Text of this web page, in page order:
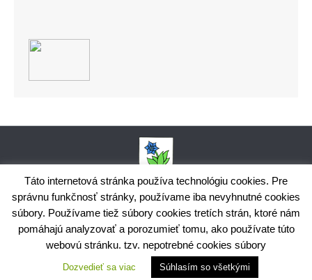
Obecný úrad Bodiná, č. 102, 018 15 Prečín,
+421424398035,www.bodina.eu
IČO: 00 692 522, Prima banka Slovensko, a.s., IBAN: SK25 5600 0000
0029 9178 8001
Ochrana osobných údajov
Využite možnosť získavania aktuálnych informácií s využitím
Táto internetová stránka používa technológiu cookies. Pre
správnu funkčnosť stránky, používame iba nevyhnutné cookies
súbory. Používame tiež súbory cookies tretích strán, ktoré nám
pomáhajú analyzovať a porozumieť tomu, ako používate túto
webovú stránku. tzv. nepotrebné cookies súbory
Dozvedieť sa viac Súhlasím so všetkými